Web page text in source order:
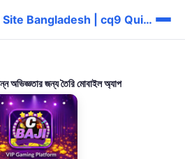
🔥 cq9 - Original Site Bangladesh | cq9 Quick পুরস্কার
অভিজ্ঞতার জন্য তৈরি মোবাইল অ্যাপ